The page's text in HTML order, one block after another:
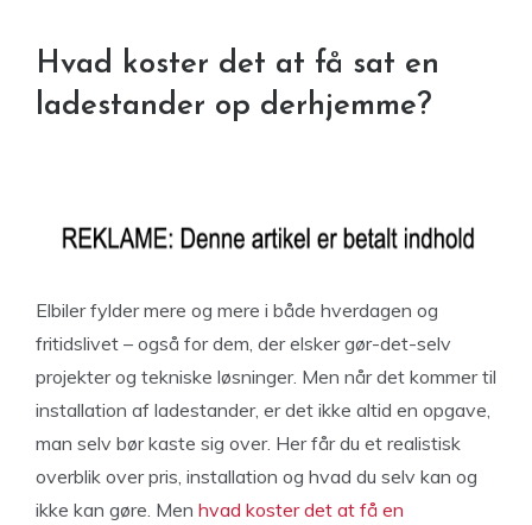
Hvad koster det at få sat en
ladestander op derhjemme?
Elbiler fylder mere og mere i både hverdagen og
fritidslivet – også for dem, der elsker gør-det-selv
projekter og tekniske løsninger. Men når det kommer til
installation af ladestander, er det ikke altid en opgave,
man selv bør kaste sig over. Her får du et realistisk
overblik over pris, installation og hvad du selv kan og
ikke kan gøre. Men hvad koster det at få en